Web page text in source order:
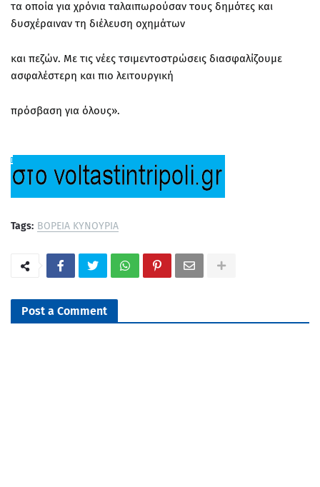
τα οποία για χρόνια ταλαιπωρούσαν τους δημότες και
δυσχέραιναν τη διέλευση οχημάτων
και πεζών. Με τις νέες τσιμεντοστρώσεις διασφαλίζουμε
ασφαλέστερη και πιο λειτουργική
πρόσβαση για όλους».
Tags: ΒΟΡΕΙΑ ΚΥΝΟΥΡΙΑ
Post a Comment